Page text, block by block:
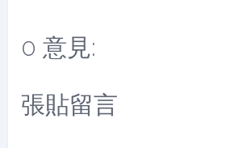
0 意見:
張貼留言